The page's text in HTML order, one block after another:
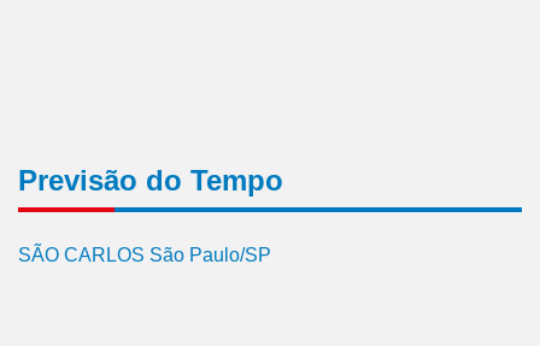
Previsão do Tempo
SÃO CARLOS São Paulo/SP